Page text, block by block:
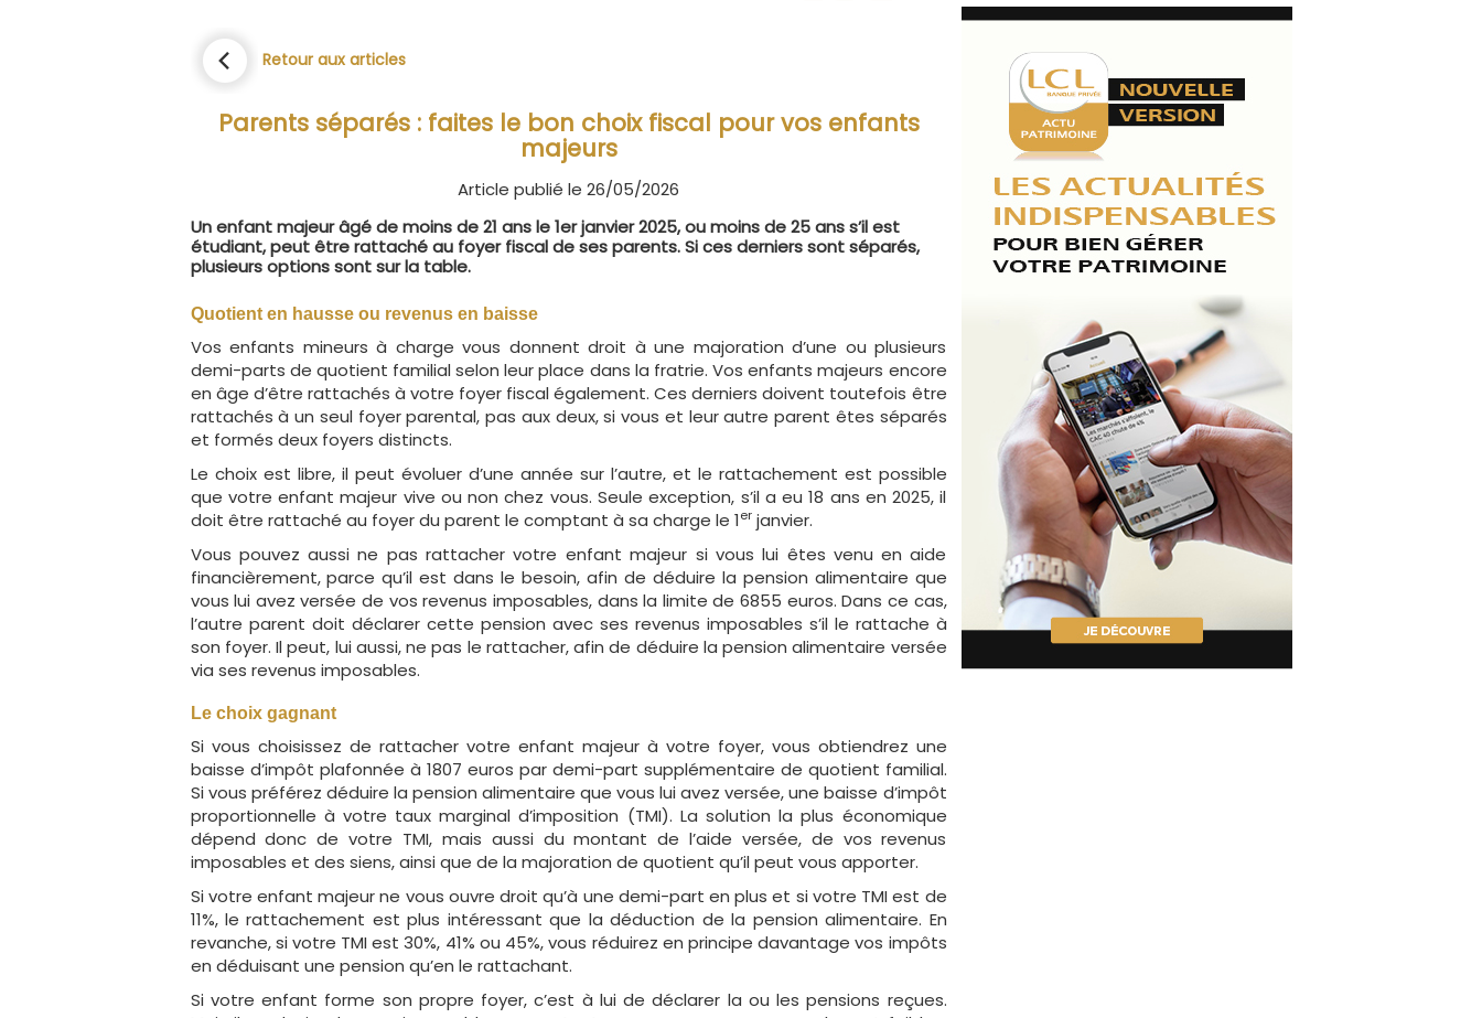
Retour aux articles
Parents séparés : faites le bon choix fiscal pour vos enfants
majeurs
Article publié le 26/05/2026
Un enfant majeur âgé de moins de 21 ans le 1er janvier 2025, ou moins de 25 ans s’il est
étudiant, peut être rattaché au foyer fiscal de ses parents. Si ces derniers sont séparés,
plusieurs options sont sur la table.
Quotient en hausse ou revenus en baisse
Vos enfants mineurs à charge vous donnent droit à une majoration d’une ou plusieurs
demi-parts de quotient familial selon leur place dans la fratrie. Vos enfants majeurs encore
en âge d’être rattachés à votre foyer fiscal également. Ces derniers doivent toutefois être
rattachés à un seul foyer parental, pas aux deux, si vous et leur autre parent êtes séparés
et formés deux foyers distincts.
Le choix est libre, il peut évoluer d’une année sur l’autre, et le rattachement est possible
que votre enfant majeur vive ou non chez vous. Seule exception, s’il a eu 18 ans en 2025, il
doit être rattaché au foyer du parent le comptant à sa charge le 1erjanvier.
Vous pouvez aussi ne pas rattacher votre enfant majeur si vous lui êtes venu en aide
financièrement, parce qu’il est dans le besoin, afin de déduire la pension alimentaire que
vous lui avez versée de vos revenus imposables, dans la limite de 6855 euros. Dans ce cas,
l’autre parent doit déclarer cette pension avec ses revenus imposables s’il le rattache à
son foyer. Il peut, lui aussi, ne pas le rattacher, afin de déduire la pension alimentaire versée
via ses revenus imposables.
Le choix gagnant
Si vous choisissez de rattacher votre enfant majeur à votre foyer, vous obtiendrez une
baisse d’impôt plafonnée à 1807 euros par demi-part supplémentaire de quotient familial.
Si vous préférez déduire la pension alimentaire que vous lui avez versée, une baisse d’impôt
proportionnelle à votre taux marginal d’imposition (TMI). La solution la plus économique
dépend donc de votre TMI, mais aussi du montant de l’aide versée, de vos revenus
imposables et des siens, ainsi que de la majoration de quotient qu’il peut vous apporter.
Si votre enfant majeur ne vous ouvre droit qu’à une demi-part en plus et si votre TMI est de
11%, le rattachement est plus intéressant que la déduction de la pension alimentaire. En
revanche, si votre TMI est 30%, 41% ou 45%, vous réduirez en principe davantage vos impôts
en déduisant une pension qu’en le rattachant.
Si votre enfant forme son propre foyer, c’est à lui de déclarer la ou les pensions reçues.